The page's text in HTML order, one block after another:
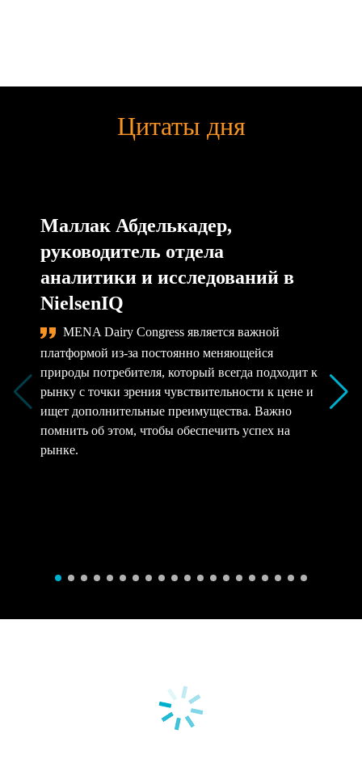
Цитаты дня
Маллак Абделькадер,
руководитель отдела
аналитики и исследований в
NielsenIQ
MENA Dairy Congress является важной
платформой из-за постоянно меняющейся
природы потребителя, который всегда подходит к
рынку с точки зрения чувствительности к цене и
ищет дополнительные преимущества. Важно
помнить об этом, чтобы обеспечить успех на
рынке.